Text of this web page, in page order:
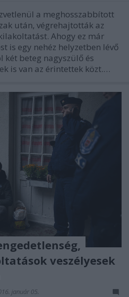
a meghosszabbított
után, végrehajtották az
Ahogy ez már
is egy nehéz helyzetben lévő
két beteg nagyszülő és
is van az érintettek közt.…
veszélyesek
január 05.